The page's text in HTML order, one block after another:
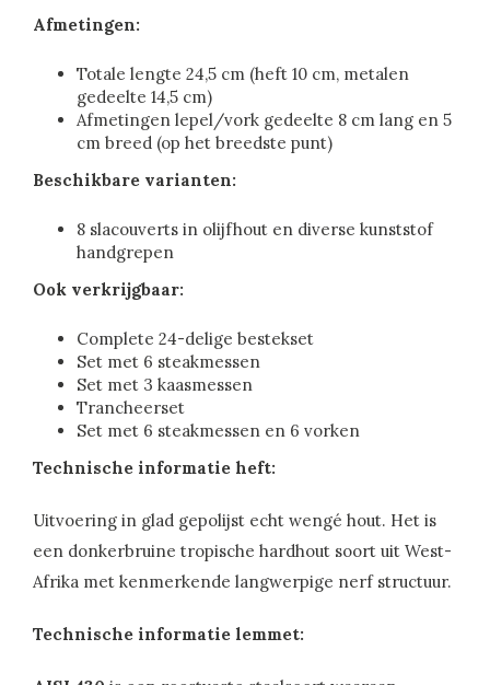
Afmetingen:
Totale lengte 24,5 cm (heft 10 cm, metalen
gedeelte 14,5 cm)
Afmetingen lepel/vork gedeelte 8 cm lang en 5
cm breed (op het breedste punt)
Beschikbare varianten:
8 slacouverts in olijfhout en diverse kunststof
handgrepen
Ook verkrijgbaar:
Complete 24-delige bestekset
Set met 6 steakmessen
Set met 3 kaasmessen
Trancheerset
Set met 6 steakmessen en 6 vorken
Technische informatie heft:
Uitvoering in glad gepolijst echt wengé hout. Het is
een donkerbruine tropische hardhout soort uit West-
Afrika met kenmerkende langwerpige nerf structuur.
Technische informatie lemmet: